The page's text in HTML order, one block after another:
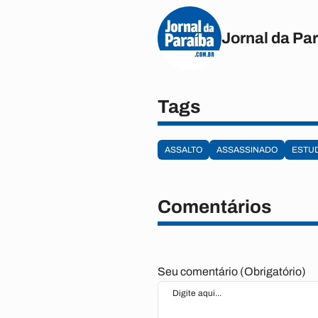
Jornal da
Tags
ASSALTO ASSASSINADO
Comentários
Seu comentário (Obrigatório)